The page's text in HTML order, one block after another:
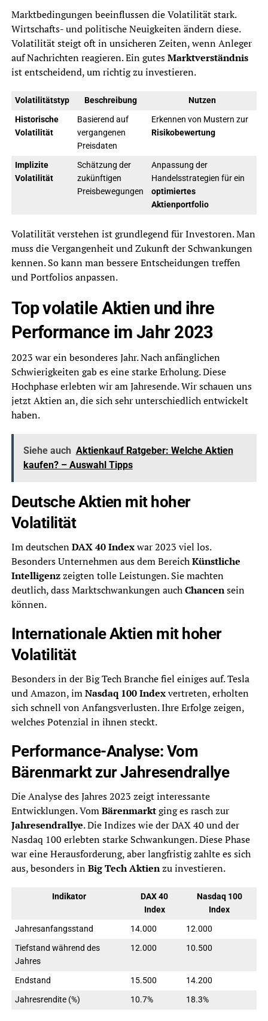
Marktbedingungen beeinflussen die Volatilität stark.
Wirtschafts- und politische Neuigkeiten ändern diese.
Volatilität steigt oft in unsicheren Zeiten, wenn Anleger
auf Nachrichten reagieren. Ein gutesMarktverständnis
ist entscheidend, um richtig zu investieren.
Volatilitätstyp Beschreibung
Nutzen
Historische
Volatilität
Basierend auf
vergangenen
Preisdaten
Erkennen von Mustern zur
Risikobewertung
Implizite
Volatilität
Schätzung der
zukünftigen
Preisbewegungen
Anpassung der
Handelsstrategien für ein
optimiertes
Aktienportfolio
Volatilität verstehen ist grundlegend für Investoren. Man
muss die Vergangenheit und Zukunft der Schwankungen
kennen. So kann man bessere Entscheidungen treffen
und Portfolios anpassen.
Top volatile Aktien und ihre
Performance im Jahr 2023
2023 war ein besonderes Jahr. Nach anfänglichen
Schwierigkeiten gab es eine starke Erholung. Diese
Hochphase erlebten wir am Jahresende. Wir schauen uns
jetzt Aktien an, die sich sehr unterschiedlich entwickelt
haben.
Siehe auch Aktienkauf Ratgeber: Welche Aktien
kaufen? – Auswahl Tipps
Deutsche Aktien mit hoher
Volatilität
Im deutschenDAX 40 Indexwar 2023 viel los.
Besonders Unternehmen aus dem BereichKünstliche
Intelligenzzeigten tolle Leistungen. Sie machten
deutlich, dass Marktschwankungen auchChancensein
können.
Internationale Aktien mit hoher
Volatilität
Besonders in der Big Tech Branche fiel einiges auf. Tesla
und Amazon, imNasdaq 100 Indexvertreten, erholten
sich schnell von Anfangsverlusten. Ihre Erfolge zeigen,
welches Potenzial in ihnen steckt.
Performance-Analyse: Vom
Bärenmarkt zur Jahresendrallye
Die Analyse des Jahres 2023 zeigt interessante
Entwicklungen. VomBärenmarktging es rasch zur
Jahresendrallye. Die Indizes wie der DAX 40 und der
Nasdaq 100 erlebten starke Schwankungen. Diese Phase
war eine Herausforderung, aber langfristig zahlte es sich
aus, besonders inBig Tech Aktienzu investieren.
Indikator
DAX 40
Index
Nasdaq 100
Index
Jahresanfangsstand
14.000
12.000
Tiefstand während des
Jahres
12.000 10.500
Endstand 15.500
14.200
Jahresrendite (%)
10.7% 18.3%